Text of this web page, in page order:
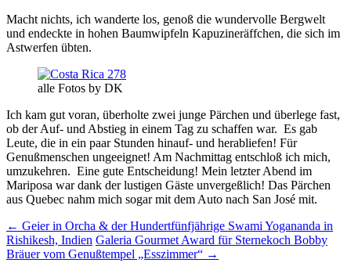
Macht nichts, ich wanderte los, genoß die wundervolle Bergwelt
und endeckte in hohen Baumwipfeln Kapuzineräffchen, die sich im
Astwerfen übten.
alle Fotos by DK
Ich kam gut voran, überholte zwei junge Pärchen und überlege fast,
ob der Auf- und Abstieg in einem Tag zu schaffen war. Es gab
Leute, die in ein paar Stunden hinauf- und herabliefen! Für
Genußmenschen ungeeignet! Am Nachmittag entschloß ich mich,
umzukehren. Eine gute Entscheidung! Mein letzter Abend im
Mariposa war dank der lustigen Gäste unvergeßlich! Das Pärchen
aus Quebec nahm mich sogar mit dem Auto nach San José mit.
Beitrags-
Navigation
← Geier in Orcha & der Hundertfünfjährige Swami Yogananda in
Rishikesh, Indien Galeria Gourmet Award für Sternekoch Bobby
Bräuer vom Genußtempel „Esszimmer“ →